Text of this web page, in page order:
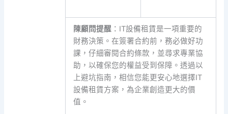
陳顧問提醒：IT設備租賃是一項重要的
財務決策。在簽署合約前，務必做好功
課，仔細審閱合約條款，並尋求專業協
助，以確保您的權益受到保障。透過以
上避坑指南，相信您能更安心地選擇IT
設備租賃方案，為企業創造更大的價
值。